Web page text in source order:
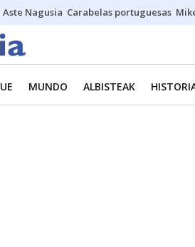
Aste Nagusia Carabelas portuguesas
UE MUNDO ALBISTEAK